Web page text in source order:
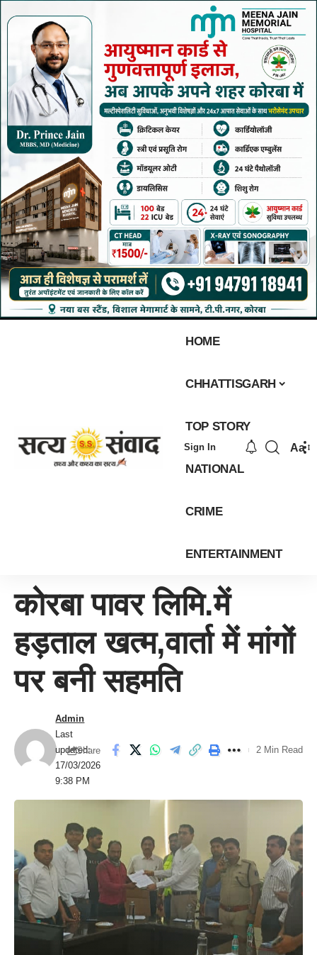
HOME
CHHATTISGARH
TOP STORY
NATIONAL
CRIME
ENTERTAINMENT
Sign In Aa
कोरबा पावर लिमि.में
हड़ताल खत्म,वार्ता में मांगों
पर बनी सहमति
Last
updated:
17/03/2026
9:38 PM
Admin
Share 2 Min Read